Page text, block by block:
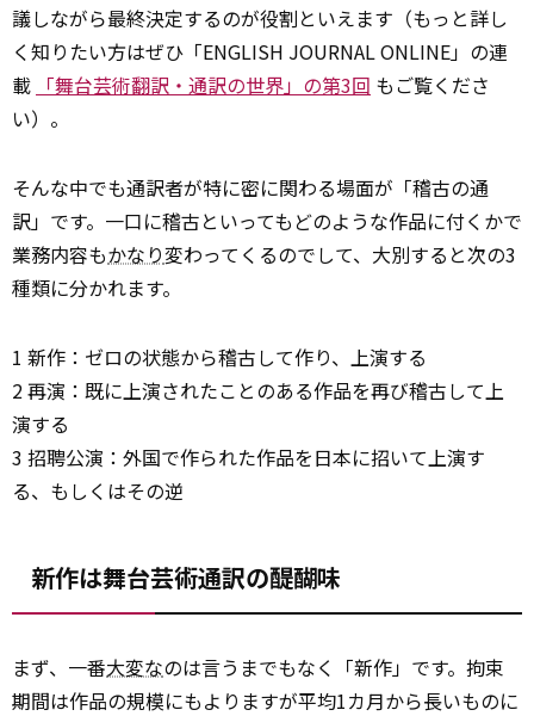
議しながら最終決定するのが役割といえます（もっと詳し
く知りたい方はぜひ「ENGLISH JOURNAL ONLINE」の連
載 「舞台芸術翻訳・通訳の世界」の第3回 もご覧くださ
い）。
そんな中でも通訳者が特に密に関わる場面が「稽古の通
訳」です。一口に稽古といってもどのような作品に付くかで
業務内容もかなり変わってくるのでして、大別すると次の3
種類に分かれます。
1 新作：ゼロの状態から稽古して作り、上演する
2 再演：既に上演されたことのある作品を再び稽古して上
演する
3 招聘公演：外国で作られた作品を日本に招いて上演す
る、もしくはその逆
新作は舞台芸術通訳の醍醐味
まず、一番大変なのは言うまでもなく「新作」です。拘束
期間は作品の規模にもよりますが平均1カ月から長いものに